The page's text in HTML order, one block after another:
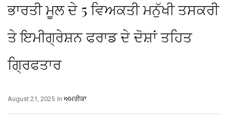
ਭਾਰਤੀ ਮੂਲ ਦੇ 5 ਵਿਅਕਤੀ ਮਨੁੱਖੀ ਤਸਕਰੀ
ਤੇ ਇਮੀਗ੍ਰੇਸ਼ਨ ਫਰਾਡ ਦੇ ਦੋਸ਼ਾਂ ਤਹਿਤ
ਗ੍ਰਿਫਤਾਰ
In ਅਮਰੀਕਾ
August 21, 2025